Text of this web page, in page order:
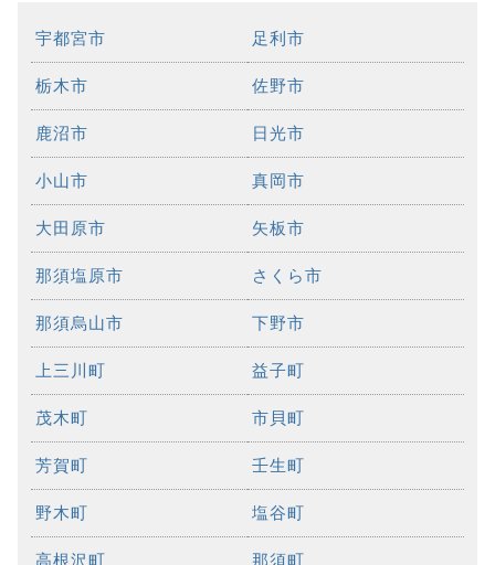
宇都宮市 足利市
栃木市 佐野市
鹿沼市 日光市
小山市 真岡市
大田原市 矢板市
那須塩原市 さくら市
那須烏山市 下野市
上三川町 益子町
茂木町 市貝町
芳賀町 壬生町
野木町 塩谷町
高根沢町 那須町